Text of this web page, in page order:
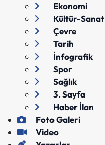
Ekonomi
Kültür-Sanat
Çevre
Tarih
İnfografik
Spor
Sağlık
3. Sayfa
Haber İlan
Foto Galeri
Video